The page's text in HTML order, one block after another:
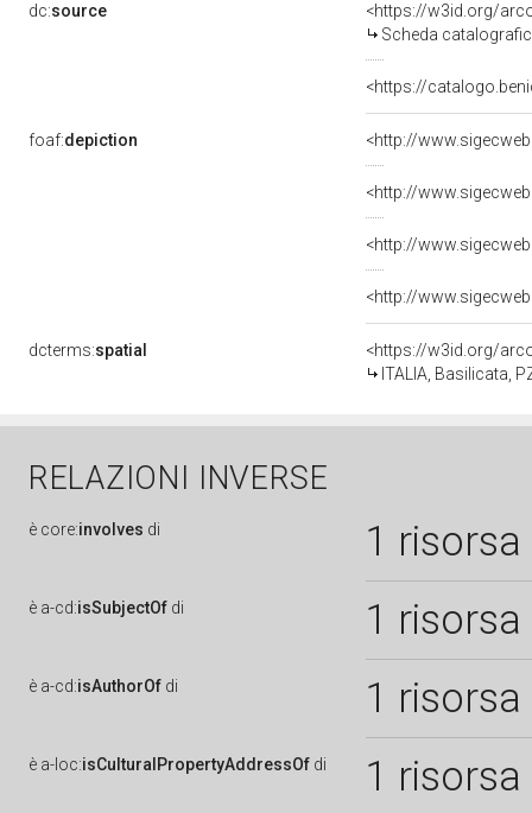
dc:source
<https://w3id.org/
Scheda
<https://
foaf:depiction
dcterms:spatial
<https://w3id.org/
ITALIA, Basilicata,
RELAZIONI INVERSE
è core:involves di 1 risorsa
è a-cd:isSubjectOf di 1 risorsa
è a-cd:isAuthorOf di 1 risorsa
è a-loc:isCulturalPropertyAddressOf di 1 risorsa